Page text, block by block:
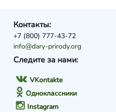
Следите за нами:
VKontakte
Одноклассники
Instagram
Контакты:
+7 (800) 777-43-72
info@dary-prirody.org